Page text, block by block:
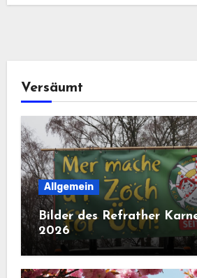
Versäumt
Allgemein
Bilder des Refrather
2026